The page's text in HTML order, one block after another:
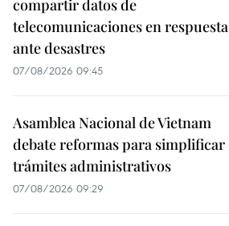
compartir datos de
telecomunicaciones en respuesta
ante desastres
07/08/2026 09:45
Asamblea Nacional de Vietnam
debate reformas para simplificar
trámites administrativos
07/08/2026 09:29